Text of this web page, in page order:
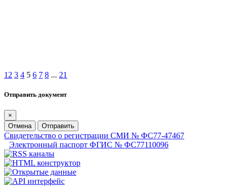
1 2 3 4 5 6 7 8 ... 21
Отправить документ
×
Отмена
Отправить
Свидетельство о регистрации СМИ № ФС77-47467
Электронный паспорт ФГИС № ФС77110096